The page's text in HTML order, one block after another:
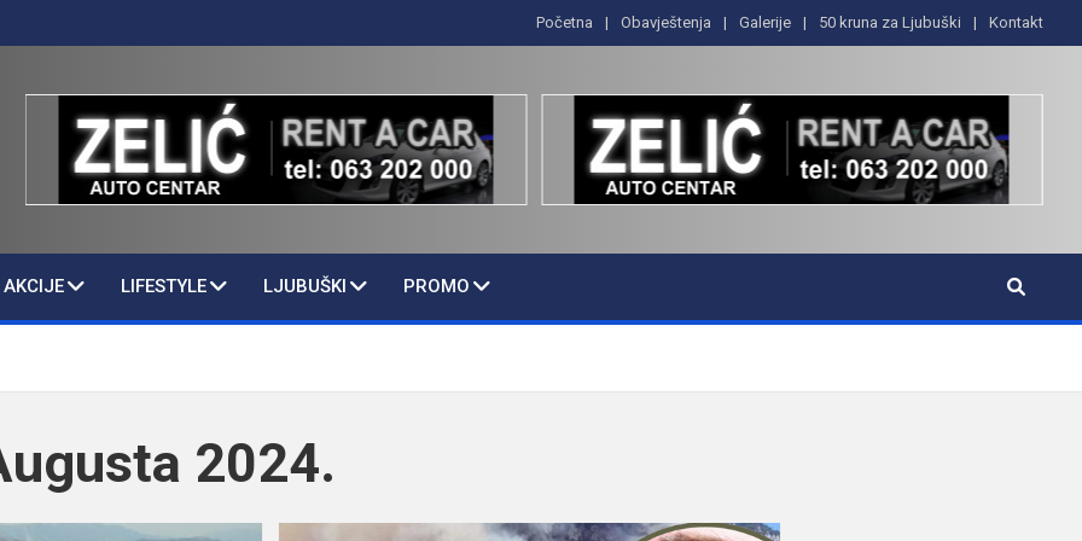
Početna Obavještenja Galerije 50 kruna za Ljubuški Kontakt
LIFESTYLE LJUBUŠKI PROMO
2024.